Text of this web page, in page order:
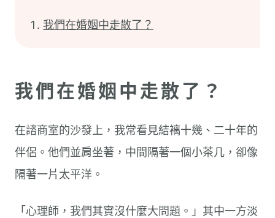
我們在婚姻中走散了？
我們在婚姻中走散了？
在諮商室的沙發上，我常看見結褵十幾、二十年的
伴侶。他們並肩坐著，中間隔著一個小茶几，卻像
隔著一片太平洋。
「心理師，我們其實沒什麼大問題。」其中一方淡